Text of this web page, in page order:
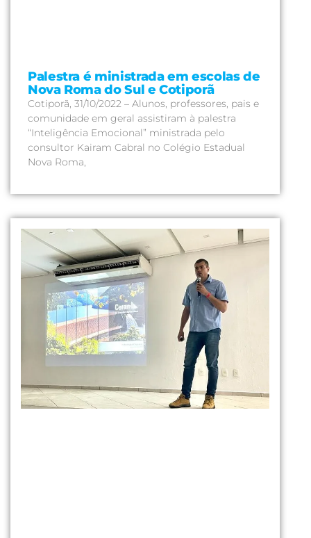
Palestra é ministrada em escolas de
Nova Roma do Sul e Cotiporã
Cotiporã, 31/10/2022 – Alunos, professores, pais e
comunidade em geral assistiram à palestra
“Inteligência Emocional” ministrada pelo
consultor Kairam Cabral no Colégio Estadual
Nova Roma,